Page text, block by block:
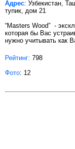
Адрес: Узбекистан,
тупик, дом 21
“Masters Wood” -
которая бы Вас
нужно учитывать как
Рейтинг: 798
Фото: 12